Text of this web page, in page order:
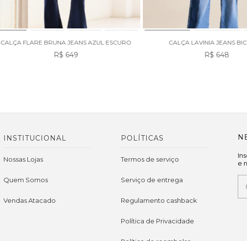
CALÇA FLARE BRUNA JEANS AZUL ESCURO
R$ 649
CALÇA LAVINIA JEANS
R$ 648
INSTITUCIONAL
Nossas Lojas
Quem Somos
Vendas Atacado
POLÍTICAS
Termos de serviço
Serviço de entrega
Regulamento cashback
Política de Privacidade
e